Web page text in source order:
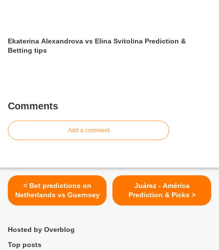
Ekaterina Alexandrova vs Elina Svitolina Prediction &
Betting tips
Comments
Add a comment
< Bet predictions on
Netherlands vs Guernsey
Juárez - América
Prediction & Picks >
Hosted by Overblog
Top posts